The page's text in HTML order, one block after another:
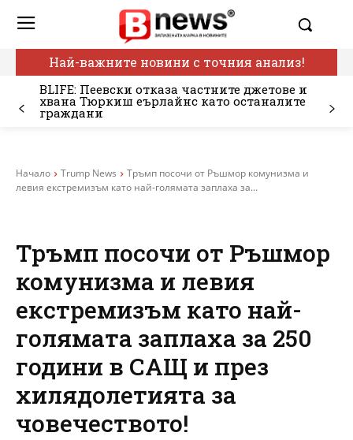
Най-важните новини с точния анализ!
BLIFE: Пеевски отказа частните джетове и
хвана Тюркиш еърлайнс като останалите
граждани
Начало Trump News
Тръмп посочи от Ръшмор комунизма и
левия екстремизъм като най-голямата заплаха за...
Тръмп посочи от Ръшмор
комунизма и левия
екстремизъм като най-
голямата заплаха за 250
години в САЩ и през
хилядолетията за
човечеството!